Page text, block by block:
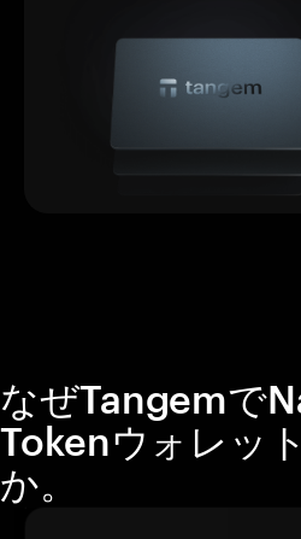
なぜTangemで
Tokenウォレッ
か。